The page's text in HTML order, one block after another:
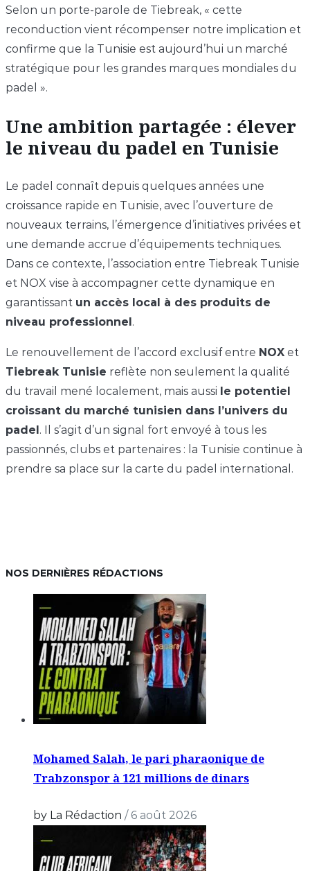
Selon un porte-parole de Tiebreak, « cette
reconduction vient récompenser notre implication et
confirme que la Tunisie est aujourd’hui un marché
stratégique pour les grandes marques mondiales du
padel ».
Une ambition partagée : élever
le niveau du padel en Tunisie
Le padel connaît depuis quelques années une
croissance rapide en Tunisie, avec l’ouverture de
nouveaux terrains, l’émergence d’initiatives privées et
une demande accrue d’équipements techniques.
Dans ce contexte, l’association entre Tiebreak Tunisie
et NOX vise à accompagner cette dynamique en
garantissant un accès local à des produits de
niveau professionnel.
Le renouvellement de l’accord exclusif entre NOX et
Tiebreak Tunisie reflète non seulement la qualité
du travail mené localement, mais aussi le potentiel
croissant du marché tunisien dans l’univers du
padel. Il s’agit d’un signal fort envoyé à tous les
passionnés, clubs et partenaires : la Tunisie continue à
prendre sa place sur la carte du padel international.
NOS DERNIÈRES RÉDACTIONS
Mohamed Salah, le pari pharaonique de
Trabzonspor à 121 millions de dinars
by La Rédaction / 6 août 2026